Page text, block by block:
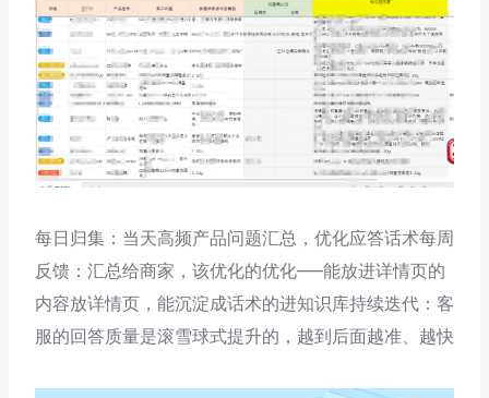
每日归集：当天高频产品问题汇总，优化应答话术每周
反馈：汇总给商家，该优化的优化——能放进详情页的
内容放详情页，能沉淀成话术的进知识库持续迭代：客
服的回答质量是滚雪球式提升的，越到后面越准、越快